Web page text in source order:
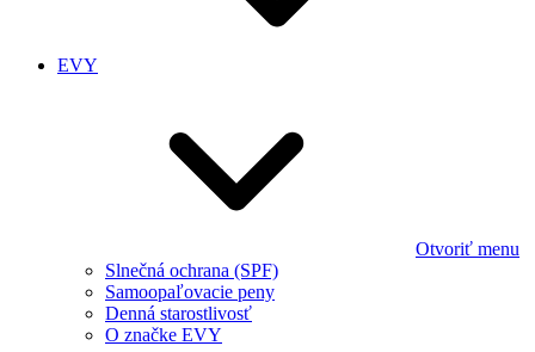
EVY
Otvoriť menu
Slnečná ochrana (SPF)
Samoopaľovacie peny
Denná starostlivosť
O značke EVY